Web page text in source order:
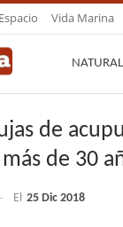
Espacio Vida Marina
de
de 30
El 25 Dic 2018